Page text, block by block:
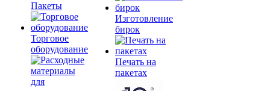
Пакеты
Торговое
оборудование
Изготовление
бирок
Печать на
пакетах